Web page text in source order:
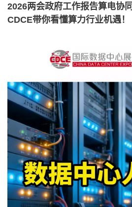
2026两会政府工作报告算电协
CDCE带你看懂算力行业机遇！